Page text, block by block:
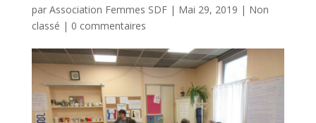
par Association Femmes SDF| Mai 29, 2019 | Non
classé | 0 commentaires